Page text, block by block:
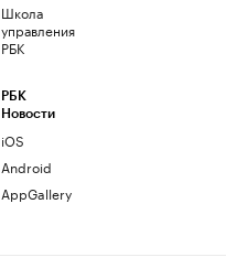
Школа
управления
РБК
РБК
Новости
iOS
Android
AppGallery